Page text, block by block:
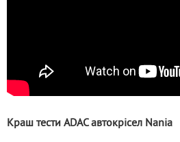
Краш тести ADAC автокрісел Nania